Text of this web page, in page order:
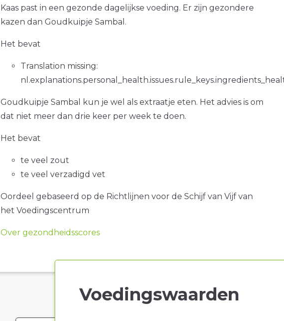
Kaas past in een gezonde dagelijkse voeding. Er zijn gezondere
kazen dan Goudkuipje Sambal.
Het bevat
Translation missing:
Goudkuipje Sambal kun je wel als extraatje eten. Het advies is om
dat niet meer dan drie keer per week te doen.
Het bevat
te veel zout
te veel verzadigd vet
Oordeel gebaseerd op de Richtlijnen voor de Schijf van Vijf van
het Voedingscentrum
Over gezondheidsscores
Voedingswaarden